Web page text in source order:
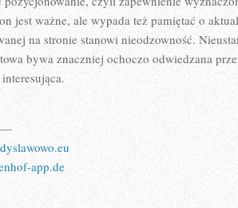
jest ważne, ale wypada też pamiętać o
na stronie stanowi nieodzowność.
bywa znaczniej ochoczo odwiedzana
app.de